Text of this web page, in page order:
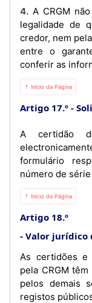
4. A CRGM não é responsável pela autenticidade e
legalidade de
credor, nem
entre o
conferir as
⇡ Início da Página
Artigo 17.º
A certidão
formulário
número de
⇡ Início da Página
Artigo 18.º
Valor jurídico
As certidões e
pela CRGM
pelos demais
registos